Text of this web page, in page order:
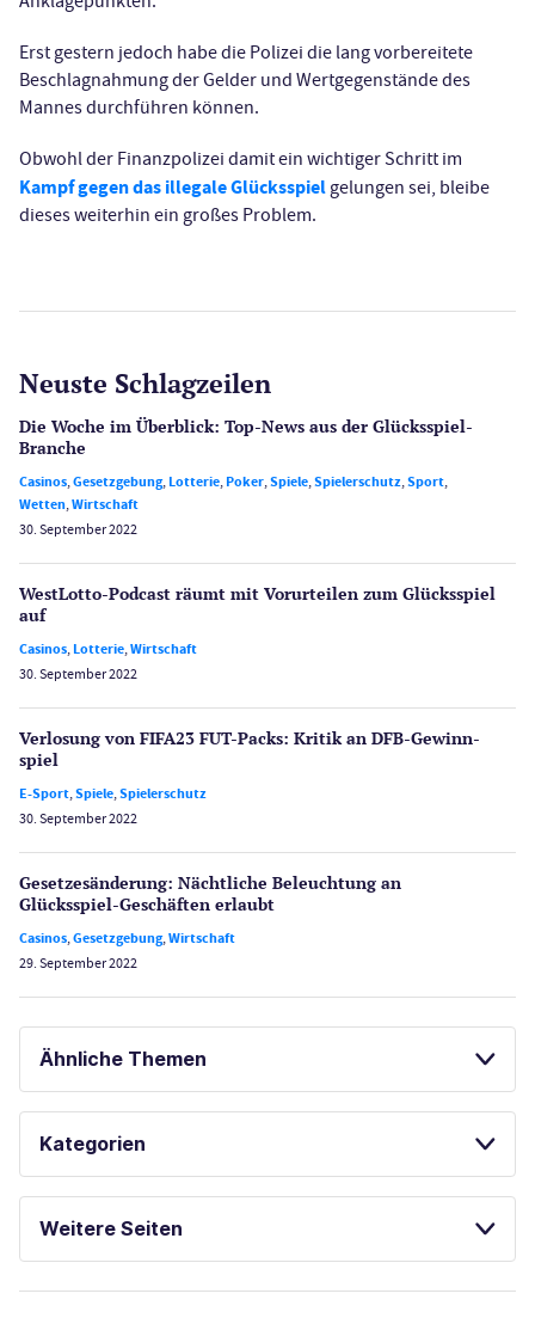
Erst gestern jedoch habe die Polizei die lang vorbereitete
Beschlagnahmung der Gelder und Wertgegenstände des
Mannes durchführen können.
Obwohl der Finanzpolizei damit ein wichtiger Schritt im
Kampf gegen das illegale Glücksspiel gelungen sei, bleibe
dieses weiterhin ein großes Problem.
Neuste Schlagzeilen
Die Woche im Überblick: Top-News aus der Glücksspiel-
Branche
Casinos,Gesetzgebung,Lotterie,Poker,Spiele,Spielerschutz,Sport,
Wetten,Wirtschaft
30. September 2022
WestLotto-Podcast räumt mit Vorurteilen zum Glücksspiel
auf
Casinos,Lotterie,Wirtschaft
30. September 2022
Verlosung von FIFA23 FUT-Packs: Kritik an DFB-Gewinn­
spiel
E-Sport,Spiele,Spielerschutz
30. September 2022
Gesetzes­änderung: Nächtliche Beleuch­tung an
Glücksspiel-Geschäften erlaubt
Casinos,Gesetzgebung,Wirtschaft
29. September 2022
Ähnliche Themen
SPIELAUTOMATEN GLÜCKSSPIEL ONLINE
SPIELAUTOMATEN ONLINE SPIELEN
FREISPIELE OHNE EINZAHLUNG
Kategorien
Weitere Seiten
CasinoOnline.de